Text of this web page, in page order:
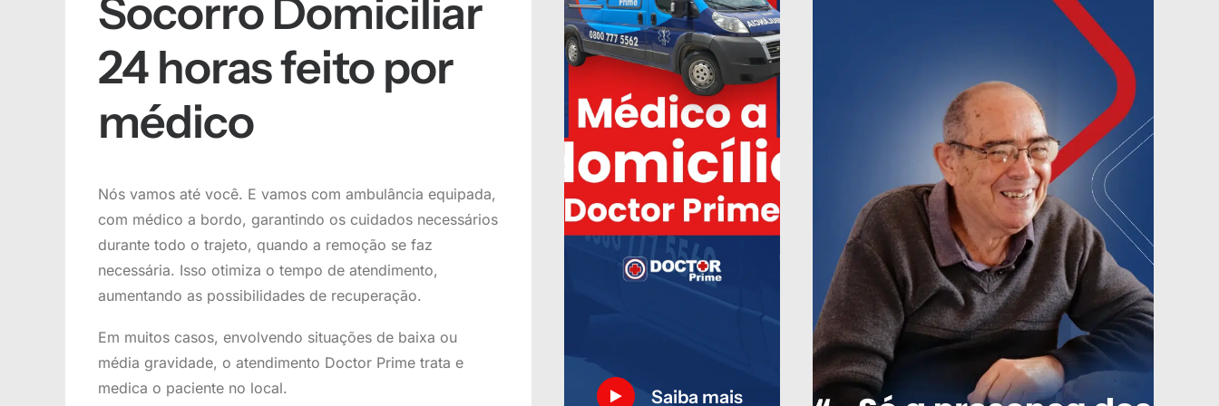
Socorro Domiciliar
24 horas feito por
médico
Nós vamos até você. E vamos com ambulância equipada,
com médico a bordo, garantindo os cuidados necessários
durante todo o trajeto, quando a remoção se faz
necessária. Isso otimiza o tempo de atendimento,
aumentando as possibilidades de recuperação.
Em muitos casos, envolvendo situações de baixa ou
média gravidade, o atendimento Doctor Prime trata e
medica o paciente no local.
Saiba mais